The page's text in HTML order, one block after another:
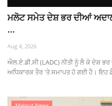
ਮਲੋਟ ਸਮੇਤ ਦੇਸ਼ ਭਰ ਦੀਆਂ
...
Aug 4, 2026
ਐਲ.ਏ.ਡੀ.ਸੀ (LADC) ਨੀਤੀ ਨੂੰ ਲੈ ਕੇ ਦੇਸ਼
ਅਧਿਕਾਰਕ ਤੌਰ 'ਤੇ ਸਮਾਪਤ ਹੋ ਗਈ ਹੈ। ਇਹ